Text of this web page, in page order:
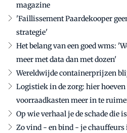
magazine
'Faillissement Paardekooper
strategie'
Het belang van een goed wms:
meer met data dan met dozen'
Wereldwijde containerprijzen
Logistiek in de zorg: hier
voorraadkasten meer in te
Op wie verhaal je de schade die
Zo vind - en bind - je